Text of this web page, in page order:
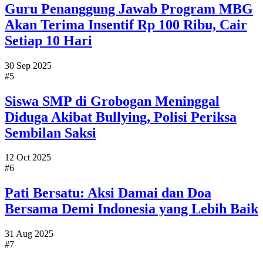
Guru Penanggung Jawab Program MBG
Akan Terima Insentif Rp 100 Ribu, Cair
Setiap 10 Hari
30 Sep 2025
#5
Siswa SMP di Grobogan Meninggal
Diduga Akibat Bullying, Polisi Periksa
Sembilan Saksi
12 Oct 2025
#6
Pati Bersatu: Aksi Damai dan Doa
Bersama Demi Indonesia yang Lebih Baik
31 Aug 2025
#7